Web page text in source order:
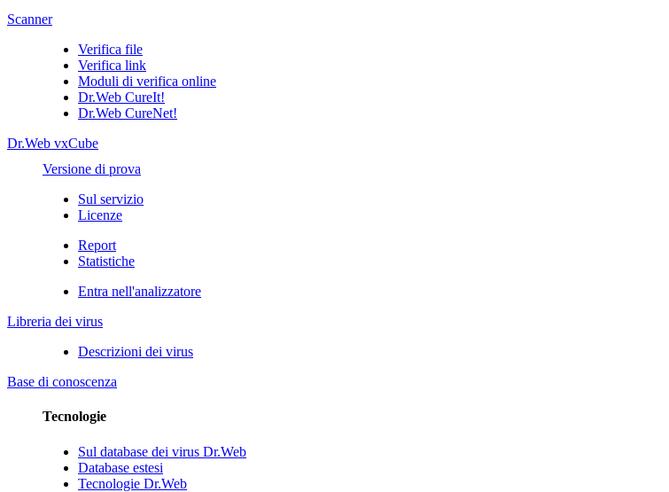
Scanner
Verifica file
Verifica link
Moduli di verifica online
Dr.Web CureIt!
Dr.Web CureNet!
Dr.Web vxCube
Versione di prova
Sul servizio
Licenze
Report
Statistiche
Entra nell'analizzatore
Libreria dei virus
Descrizioni dei virus
Base di conoscenza
Tecnologie
Sul database dei virus Dr.Web
Database estesi
Tecnologie Dr.Web